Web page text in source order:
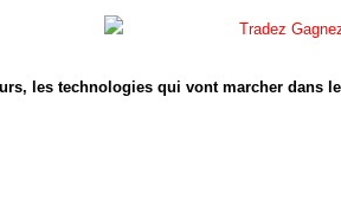
les technologies qui vont marcher dans